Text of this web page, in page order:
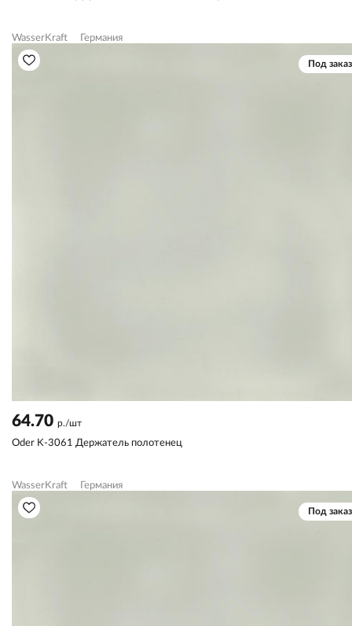
WasserKraft Германия
Под заказ
64.70 р./шт
Oder K-3061 Держатель полотенец
WasserKraft Германия
Под заказ